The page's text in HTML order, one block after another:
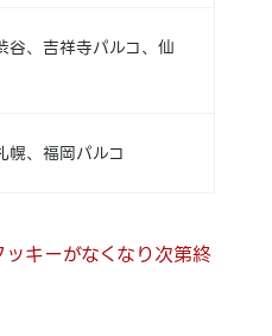
谷、吉祥寺パルコ、仙
幌、福岡パルコ
キーがなくなり次第終